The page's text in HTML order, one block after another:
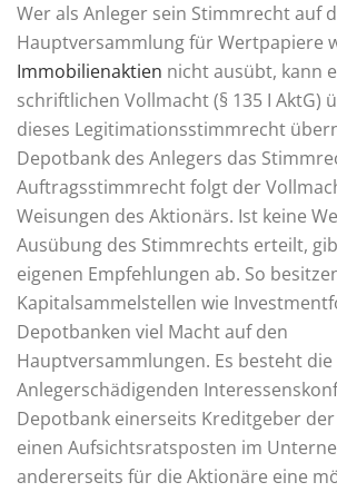
Wer als Anleger sein Stimmrecht auf
Hauptversammlung für Wertpapiere
Immobilienaktien nicht ausübt, kann
schriftlichen Vollmacht (§ 135 I AktG)
dieses Legitimationsstimmrecht
Depotbank des Anlegers das
Auftragsstimmrecht folgt der
Weisungen des Aktionärs. Ist keine
Ausübung des Stimmrechts erteilt,
eigenen Empfehlungen ab. So
Kapitalsammelstellen wie
Depotbanken viel Macht auf den
Hauptversammlungen. Es besteht die
Anlegerschädigenden
Depotbank einerseits Kreditgeber
einen Aufsichtsratsposten im
andererseits für die Aktionäre eine